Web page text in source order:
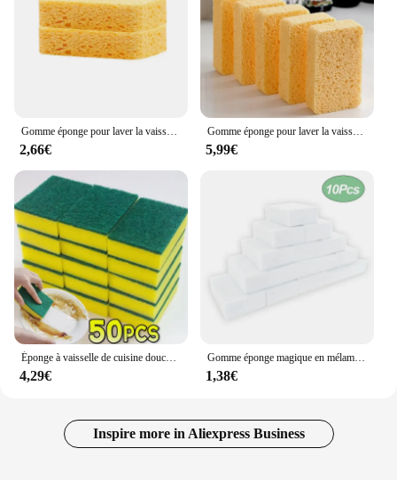
Gomme éponge pour laver la vaisselle, pâte de bois de cuisine, mélamine, lave la vaisselle, plaque de cuisson, élimine la rouille, vaisselle, poêle, outils de nettoyage domestique
2,66€
Gomme éponge pour laver la vaisselle, pâte de bois de cuisine, mélamine, lave la vaisselle, plaque de cuisson, élimine la rouille, vaisselle, poêle, outils de nettoyage domestique
5,99€
Éponge à vaisselle de cuisine douce absorbante, tampon à récurer antirouille, pot de frottement propre, kits remodelés, brosse pour livres ménagers, 1 pièce, 100 pièces
4,29€
Gomme éponge magique en mélamine, nettoyant pour livres, éponges pour la cuisine, outils HOBooks, 10*6*2cm
1,38€
Inspire more in Aliexpress Business